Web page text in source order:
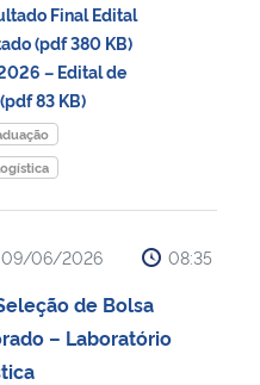
Final Edital
(pdf 380 KB)
– Edital de
83 KB)
09/06/2026 08:35
de Bolsa
– Laboratório